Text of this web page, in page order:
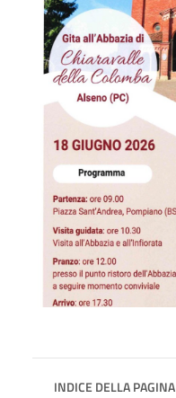
INDICE DELLA PAGINA